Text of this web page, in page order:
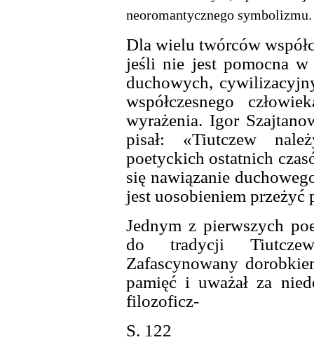
neoromantycznego symbolizmu.
Dla wielu twórców
jeśli nie jest pomocna
duchowych,
współczesnego
wyrażenia. Igor
pisał: «Tiutczew
poetyckich ostatnich
się nawiązanie
jest uosobieniem
Jednym z pierwszych
do tradycji
Zafascynowany
pamięć i uważał za
filozoficz-
S. 122